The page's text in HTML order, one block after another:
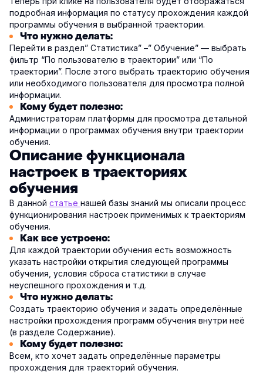
подробная информация по статусу прохождения каждой
программы обучения в выбранной траектории.
Что нужно делать:
Перейти в раздел” Статистика” –” Обучение” — выбрать
фильтр “По пользователю в траектории” или “По
траектории”. После этого выбрать траекторию обучения
или необходимого пользователя для просмотра полной
информации.
Кому будет полезно:
Администраторам платформы для просмотра детальной
информации о программах обучения внутри траектории
обучения.
Описание функционала
настроек в траекториях
обучения
В данной статье нашей базы знаний мы описали процесс
функционирования настроек применимых к траекториям
обучения.
Как все устроено:
Для каждой траектории обучения есть возможность
указать настройки открытия следующей программы
обучения, условия сброса статистики в случае
неуспешного прохождения и т.д.
Что нужно делать:
Создать траекторию обучения и задать определённые
настройки прохождения программ обучения внутри неё
(в разделе Содержание).
Кому будет полезно:
Всем, кто хочет задать определённые параметры
прохождения для траекторий обучения.